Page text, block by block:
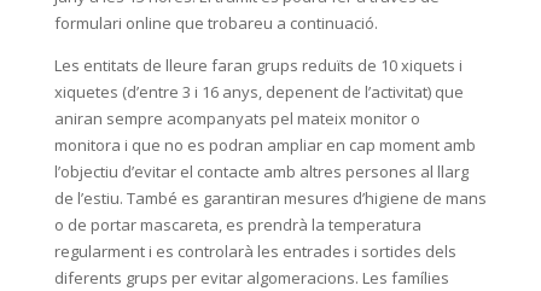
formulari online que trobareu a continuació.
Les entitats de lleure faran grups reduïts de 10 xiquets i
xiquetes (d’entre 3 i 16 anys, depenent de l’activitat) que
aniran sempre acompanyats pel mateix monitor o
monitora i que no es podran ampliar en cap moment amb
l’objectiu d’evitar el contacte amb altres persones al llarg
de l’estiu. També es garantiran mesures d’higiene de mans
o de portar mascareta, es prendrà la temperatura
regularment i es controlarà les entrades i sortides dels
diferents grups per evitar algomeracions. Les famílies